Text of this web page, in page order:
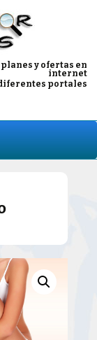
y ofertas en
internet
portales